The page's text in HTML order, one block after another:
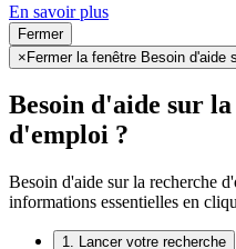
En savoir plus
Fermer
×Fermer la fenêtre Besoin d'aide
Besoin d'aide sur
d'emploi ?
Besoin d'aide sur la recherche
informations essentielles en
1. Lancer votre recherche